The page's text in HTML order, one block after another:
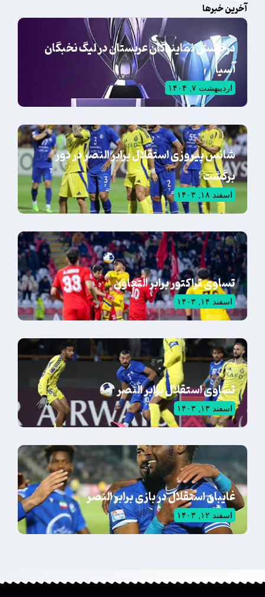
آخرین خبرها
درخشش نمایندگان عربستان در لیگ نخبگان
آسیا
اردیبهشت ۷, ۱۴۰۴
شانس پیروزی استقلال برابر النصر در دور
برگشت
اسفند ۱۸, ۱۴۰۳
تساوی تراکتور برابر التعاون
اسفند ۱۴, ۱۴۰۳
تساوی استقلال برابر النصر
اسفند ۱۳, ۱۴۰۳
غایبان استقلال در بازی برابر النصر
اسفند ۱۲, ۱۴۰۳